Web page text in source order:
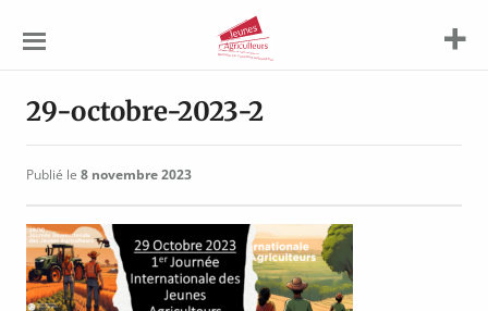
Agriculteurs
29-octobre-2023-2
Publié le 8 novembre 2023